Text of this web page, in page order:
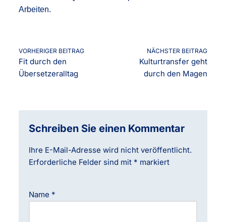
Arbeiten.
VORHERIGER BEITRAG
Fit durch den
Übersetzeralltag
NÄCHSTER BEITRAG
Kulturtransfer geht
durch den Magen
Schreiben Sie einen Kommentar
Ihre E-Mail-Adresse wird nicht veröffentlicht.
Erforderliche Felder sind mit * markiert
Name *